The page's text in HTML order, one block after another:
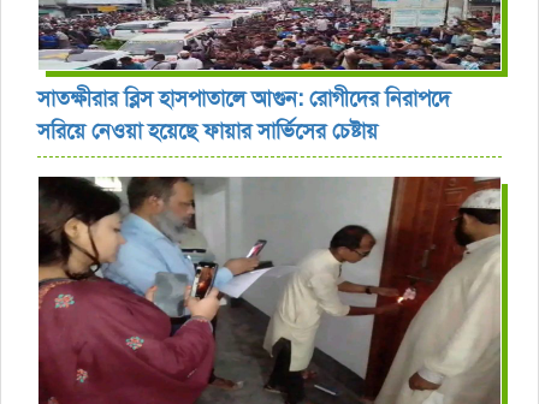
সাতক্ষীরার ব্লিস হাসপাতালে আগুন: রোগীদের নিরাপদে
সরিয়ে নেওয়া হয়েছে ফায়ার সার্ভিসের চেষ্টায়